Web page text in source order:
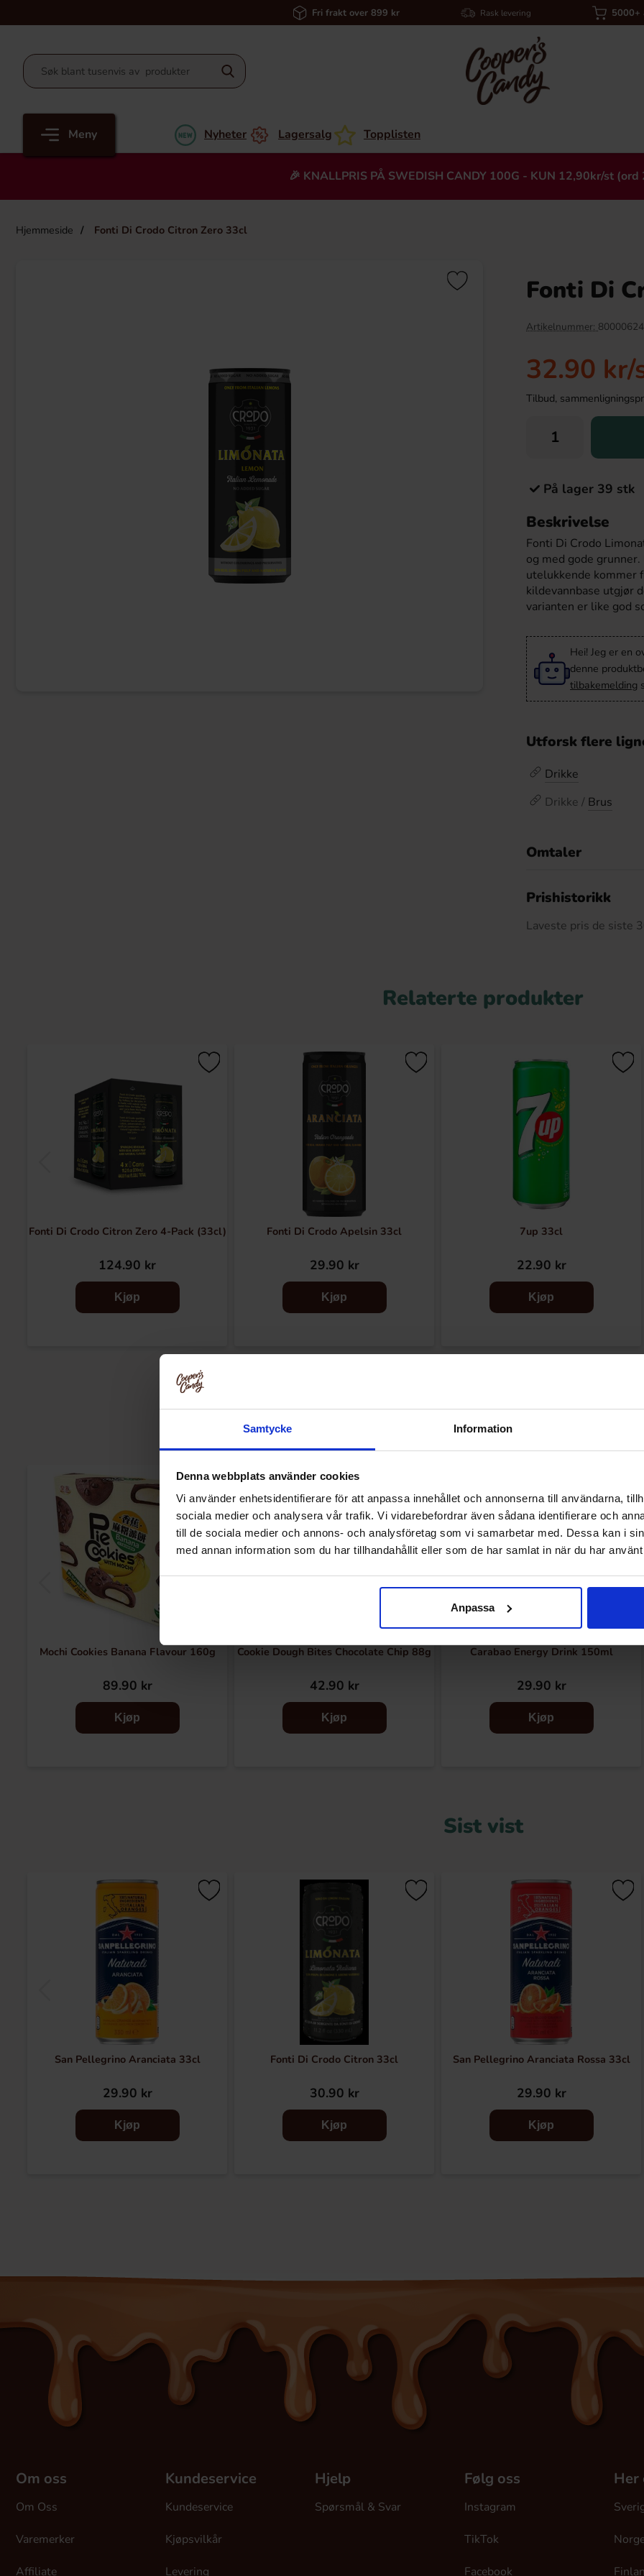
Samtycke Information
Denna webbplats använder cookies
Vi använder enhetsidentifierare för att anpassa innehållet och annonserna till användarna,
sociala medier och analysera vår trafik. Vi vidarebefordrar även sådana identifierare och
till de sociala medier och annons- och analysföretag som vi samarbetar med. Dessa kan i
med annan information som du har tillhandahållit eller som de har samlat in när du har
Anpassa
Fri frakt over 899 kr Rask levering 5000+
Meny Nyheter Lagersalg Topplisten
🎉 KNALLPRIS PÅ SWEDISH CANDY 100G - KUN 12,90kr/st (ord
Hjemmeside Fonti Di Crodo Citron Zero 33cl
Heading
Samyang Buldak Carbo Hot Chicken
Marabou Black Saltlakris 90g
36.90 kr
Fonti Di
Artikelnummer:
32.90 kr/
Tilbud,
På lager 39 stk
Beskrivelse
Fonti Di Crodo
og med gode
utelukkende kommer
kildevannbase utgjør
varianten er like god
Hei! Jeg er en
denne
tilbakemelding
Utforsk flere
Drikke
Drikke / Brus
Omtaler
Prishistorikk
Laveste pris de siste
Relaterte produkter
Fonti Di Crodo Citron Zero 4-Pack (33cl)
124.90 kr
Kjøp
Fonti Di Crodo Apelsin 33cl
29.90 kr
Kjøp
7up 33cl
22.90 kr
Kjøp
Andre kjøpte også
Mochi Cookies Banana Flavour 160g
89.90 kr
Kjøp
Cookie Dough Bites Chocolate Chip 88g
42.90 kr
Kjøp
Carabao Energy Drink 150ml
29.90 kr
Kjøp
Sist vist
San Pellegrino Aranciata 33cl
29.90 kr
Kjøp
Fonti Di Crodo Citron 33cl
30.90 kr
Kjøp
San Pellegrino Aranciata Rossa 33cl
29.90 kr
Kjøp
Om oss
Om Oss
Varemerker
Affiliate
Kundeservice
Kundeservice
Kjøpsvilkår
Levering
Hjelp
Spørsmål & Svar
Følg oss
Instagram
TikTok
Facebook
Her